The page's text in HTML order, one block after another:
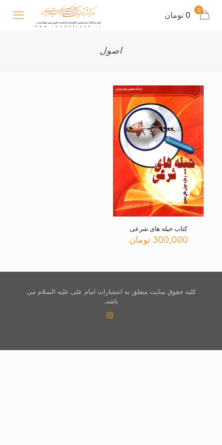
0 0 تومان
اصول
کتاب حیله های شرعی
300,000 تومان
کلیه حقوق سایت متعلق به انتشارات امام علی علیه السلام می
باشد.